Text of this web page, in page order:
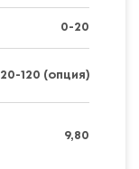
0-20
20-120 (опция)
9,80